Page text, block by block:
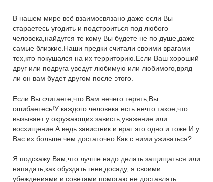
В нашем мире всё взаимосвязано даже если Вы
стараетесь угодить и подстроиться под любого
человека,найдутся те кому Вы будете не по душе,даже
самые близкие.Наши предки считали своими врагами
тех,кто покушался на их территорию.Если Ваш хороший
друг или подруга уведут любимую или любимого,вряд
ли он вам будет другом после этого.
Если Вы считаете,что Вам нечего терять,Вы
ошибаетесь!У каждого человека есть нечто такое,что
вызывает у окружающих зависть,уважение или
восхищение.А ведь завистник и враг это одно и тоже.И у
Вас их больше чем достаточно.Как с ними уживаться?
Я подскажу Вам,что лучше надо делать защищаться или
нападать,как обуздать гнев,досаду, я своими
убеждениями и советами помогаю не доставлять